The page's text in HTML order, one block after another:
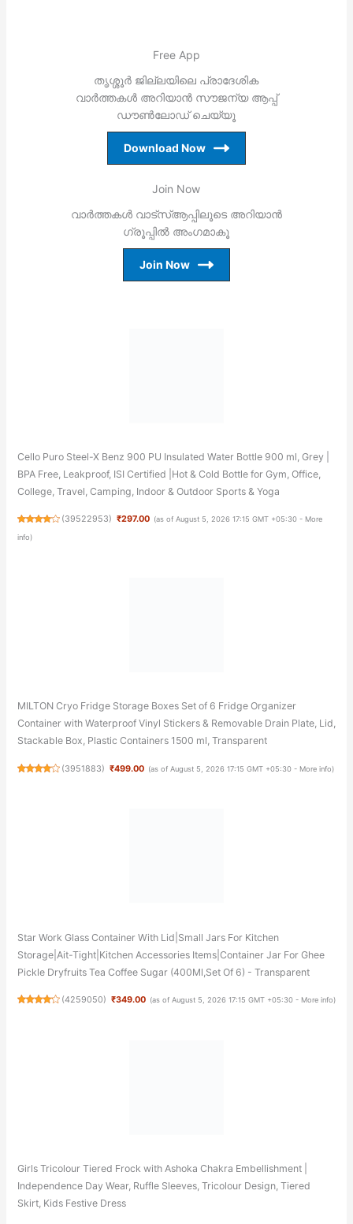
Free App
തൃശ്ശൂര്‍ ജില്ലയിലെ പ്രാദേശിക
വാര്‍ത്തകള്‍ അറിയാന്‍ സൗജന്യ ആപ്പ്
ഡൗണ്‍ലോഡ് ചെയ്യൂ
Download Now
Join Now
വാര്‍ത്തകള്‍ വാട്‌സ്ആപ്പിലൂടെ അറിയാന്‍
ഗ്രൂപ്പില്‍ അംഗമാകൂ
Join Now
Cello Puro Steel-X Benz 900 PU Insulated Water Bottle 900 ml, Grey |
BPA Free, Leakproof, ISI Certified |Hot & Cold Bottle for Gym, Office,
College, Travel, Camping, Indoor & Outdoor Sports & Yoga
(39522953) ₹297.00 (as of August 5, 2026 17:15 GMT +05:30 - More
info)
MILTON Cryo Fridge Storage Boxes Set of 6 Fridge Organizer
Container with Waterproof Vinyl Stickers & Removable Drain Plate, Lid,
Stackable Box, Plastic Containers 1500 ml, Transparent
(3951883) ₹499.00 (as of August 5, 2026 17:15 GMT +05:30 - More info)
Star Work Glass Container With Lid|Small Jars For Kitchen
Storage|Ait-Tight|Kitchen Accessories Items|Container Jar For Ghee
Pickle Dryfruits Tea Coffee Sugar (400Ml,Set Of 6) - Transparent
(4259050) ₹349.00 (as of August 5, 2026 17:15 GMT +05:30 - More info)
Girls Tricolour Tiered Frock with Ashoka Chakra Embellishment |
Independence Day Wear, Ruffle Sleeves, Tricolour Design, Tiered
Skirt, Kids Festive Dress